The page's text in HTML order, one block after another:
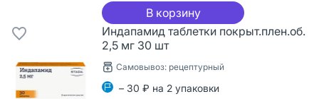
В корзину
Индапамид таблетки покрыт.плен.об.
2,5 мг 30 шт
Самовывоз: рецептурный
– 30 ₽ на 2 упаковки